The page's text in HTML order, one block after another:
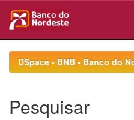
navigationDSpace - BNB - Banco do
Pesquisar